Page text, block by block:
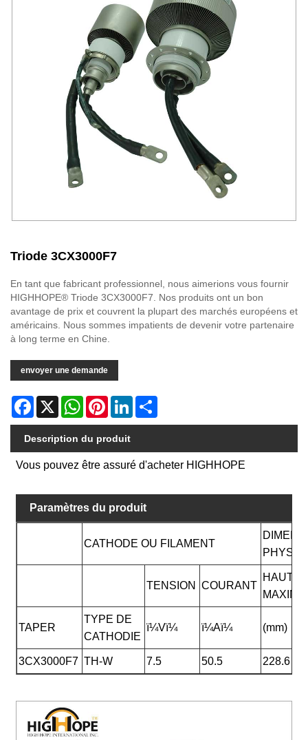
Triode 3CX3000F7
En tant que fabricant professionnel, nous aimerions vous fournir
HIGHHOPE® Triode 3CX3000F7. Nos produits ont un bon
avantage de prix et couvrent la plupart des marchés européens et
américains. Nous sommes impatients de devenir votre partenaire
à long terme en Chine.
envoyer une demande
Facebook
X WhatsAppPinterestLinkedIn
Description du produit
Vous pouvez être assuré d'acheter HIGHHOPE
Paramètres du produit
CATHODE OU FILAMENT
TENSION COURANT
TAPER
TYPE DE
CATHODIE
ï¼Vï¼ ï¼Aï¼ (mm)
3CX3000F7 TH-W 7.5 50.5 228.6